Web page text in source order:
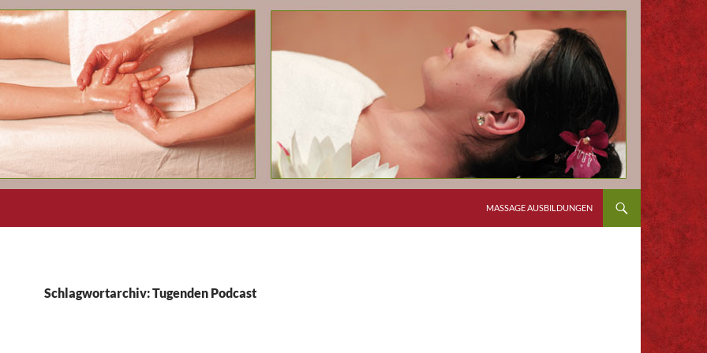
MASSAGE AUSBILDUNGEN
Schlagwortarchiv: Tugenden Podcast